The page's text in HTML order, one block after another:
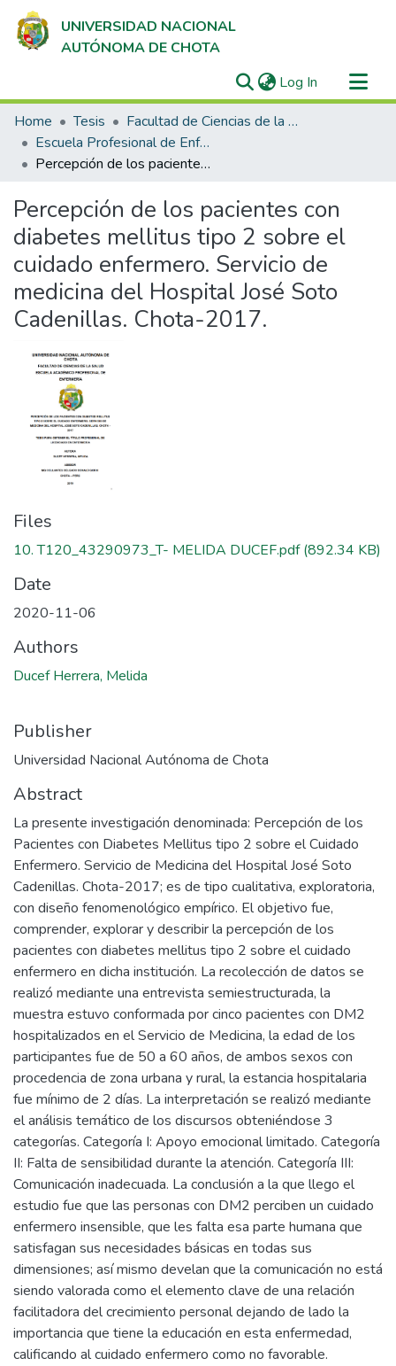
UNIVERSIDAD NACIONAL
AUTÓNOMA DE CHOTA
Log In (current)
Communities & Collections
All of DSpace
Statistics
Home Tesis
Facultad de Ciencias de la Salud
Escuela Profesional de Enfermería
Percepción de los pacientes con diabetes mellitus tipo 2 sobre el cuidado enfermero. Servicio de medicina del Hospital José Soto Cadenillas. Chota-2017.
Percepción de los pacientes con
diabetes mellitus tipo 2 sobre el
cuidado enfermero. Servicio de
medicina del Hospital José Soto
Cadenillas. Chota-2017.
Files
10. T120_43290973_T- MELIDA DUCEF.pdf(892.34 KB)
Date
2020-11-06
Authors
Ducef Herrera, Melida
Publisher
Universidad Nacional Autónoma de Chota
Abstract
La presente investigación denominada: Percepción de los
Pacientes con Diabetes Mellitus tipo 2 sobre el Cuidado
Enfermero. Servicio de Medicina del Hospital José Soto
Cadenillas. Chota-2017; es de tipo cualitativa, exploratoria,
con diseño fenomenológico empírico. El objetivo fue,
comprender, explorar y describir la percepción de los
pacientes con diabetes mellitus tipo 2 sobre el cuidado
enfermero en dicha institución. La recolección de datos se
realizó mediante una entrevista semiestructurada, la
muestra estuvo conformada por cinco pacientes con DM2
hospitalizados en el Servicio de Medicina, la edad de los
participantes fue de 50 a 60 años, de ambos sexos con
procedencia de zona urbana y rural, la estancia hospitalaria
fue mínimo de 2 días. La interpretación se realizó mediante
el análisis temático de los discursos obteniéndose 3
categorías. Categoría I: Apoyo emocional limitado. Categoría
II: Falta de sensibilidad durante la atención. Categoría III:
Comunicación inadecuada. La conclusión a la que llego el
estudio fue que las personas con DM2 perciben un cuidado
enfermero insensible, que les falta esa parte humana que
satisfagan sus necesidades básicas en todas sus
dimensiones; así mismo develan que la comunicación no está
siendo valorada como el elemento clave de una relación
facilitadora del crecimiento personal dejando de lado la
importancia que tiene la educación en esta enfermedad,
calificando al cuidado enfermero como no favorable.